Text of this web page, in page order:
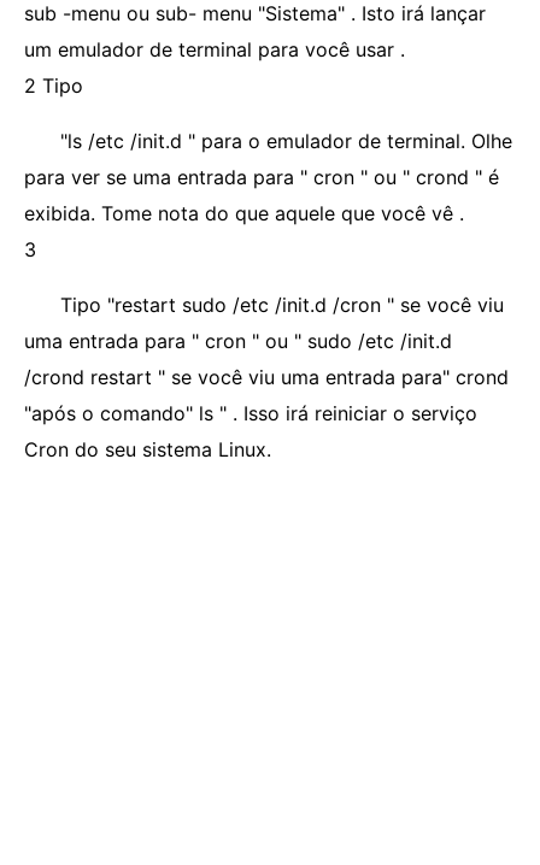
sub -menu ou sub- menu "Sistema" . Isto irá lançar
um emulador de terminal para você usar .
2 Tipo
"ls /etc /init.d " para o emulador de terminal. Olhe
para ver se uma entrada para " cron " ou " crond " é
exibida. Tome nota do que aquele que você vê .
3
Tipo "restart sudo /etc /init.d /cron " se você viu
uma entrada para " cron " ou " sudo /etc /init.d
/crond restart " se você viu uma entrada para" crond
"após o comando" ls " . Isso irá reiniciar o serviço
Cron do seu sistema Linux.